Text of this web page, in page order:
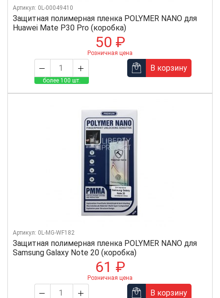
Защитная полимерная пленка POLYMER NANO для
Huawei Mate P30 Pro (коробка)
Артикул: 0L-00049410
50 ₽
Розничная цена
более 100 шт.
В корзину
Защитная полимерная пленка POLYMER NANO для
Samsung Galaxy Note 20 (коробка)
Артикул: 0L-MG-WF182
61 ₽
Розничная цена
В корзину